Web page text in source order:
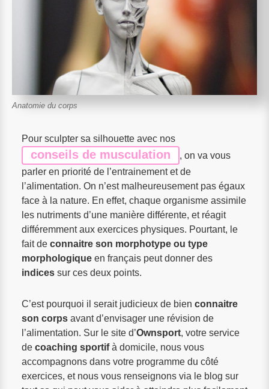
Anatomie du corps
Pour sculpter sa silhouette avec nos
conseils de musculation
, on va vous
parler en priorité de l’entrainement et de
l’alimentation. On n’est malheureusement pas égaux
face à la nature. En effet, chaque organisme assimile
les nutriments d’une manière différente, et réagit
différemment aux exercices physiques. Pourtant, le
fait de connaitre son morphotype ou type
morphologique en français peut donner des
indices sur ces deux points.
C’est pourquoi il serait judicieux de bien connaitre
son corps avant d’envisager une révision de
l’alimentation. Sur le site d’Ownsport, votre service
de coaching sportifà domicile, nous vous
accompagnons dans votre programme du côté
exercices, et nous vous renseignons via le blog sur